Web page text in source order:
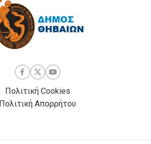
Πολιτική Cookies
Πολιτική Απορρήτου